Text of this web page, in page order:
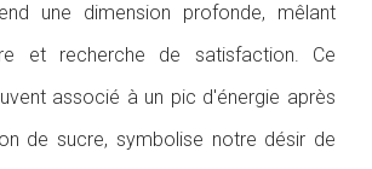
une dimension profonde, mêlant
et recherche de satisfaction. Ce
associé à un pic d'énergie après
de sucre, symbolise notre désir de